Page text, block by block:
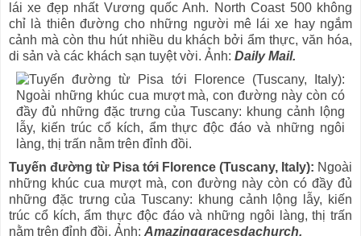
lái xe đẹp nhất Vương quốc Anh. North Coast 500 không
chỉ là thiên đường cho những người mê lái xe hay ngắm
cảnh mà còn thu hút nhiều du khách bởi ẩm thực, văn hóa,
di sản và các khách sạn tuyệt vời. Ảnh: Daily Mail.
Tuyến đường từ Pisa tới Florence (Tuscany, Italy): Ngoài
những khúc cua mượt mà, con đường này còn có đầy đủ
những đặc trưng của Tuscany: khung cảnh lộng lẫy, kiến
trúc cổ kích, ẩm thực độc đáo và những ngôi làng, thị trấn
nằm trên đỉnh đồi. Ảnh: Amazinggracesdachurch.